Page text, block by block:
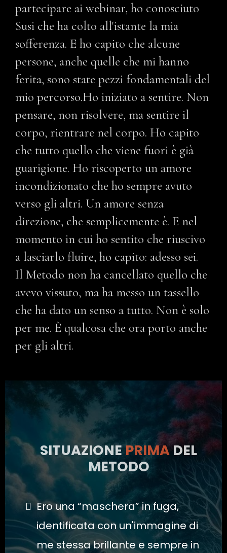
partecipare ai webinar, ho conosciuto
Susi che ha colto all'istante la mia
sofferenza. E ho capito che alcune
persone, anche quelle che mi hanno
ferita, sono state pezzi fondamentali del
mio percorso.Ho iniziato a sentire. Non
pensare, non risolvere, ma sentire il
corpo, rientrare nel corpo. Ho capito
che tutto quello che viene fuori è già
guarigione. Ho riscoperto un amore
incondizionato che ho sempre avuto
verso gli altri. Un amore senza
direzione, che semplicemente è. E nel
momento in cui ho sentito che riuscivo
a lasciarlo fluire, ho capito: adesso sei.
Il Metodo non ha cancellato quello che
avevo vissuto, ma ha messo un tassello
che ha dato un senso a tutto. Non è solo
per me. È qualcosa che ora porto anche
per gli altri.
SITUAZIONEPRIMADEL
METODO
Ero una “maschera” in fuga,
identificata con un'immagine di
me stessa brillante e sempre in